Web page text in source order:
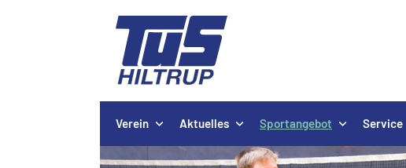
Verein Aktuelles Sportangebot Service